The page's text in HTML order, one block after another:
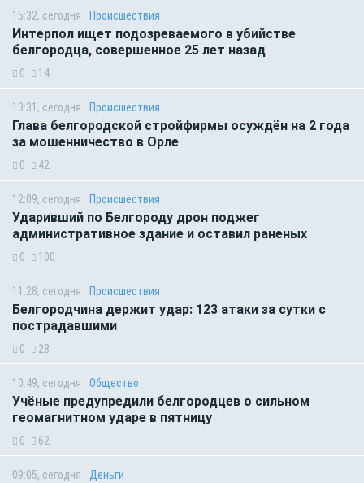
15:32, сегодня Происшествия
Интерпол ищет подозреваемого в убийстве
белгородца, совершенное 25 лет назад
0 14
13:31, сегодня Происшествия
Глава белгородской стройфирмы осуждён на 2 года
за мошенничество в Орле
0 42
12:09, сегодня Происшествия
Ударивший по Белгороду дрон поджег
административное здание и оставил раненых
0 100
11:28, сегодня Происшествия
Белгородчина держит удар: 123 атаки за сутки с
пострадавшими
0 28
10:49, сегодня Общество
Учёные предупредили белгородцев о сильном
геомагнитном ударе в пятницу
0 62
09:05, сегодня Деньги